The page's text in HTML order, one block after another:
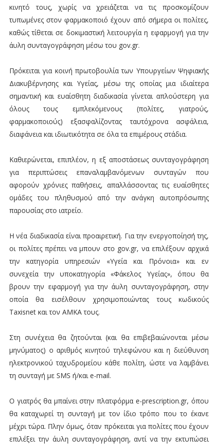
κινητό τους, χωρίς να χρειάζεται να τις προσκομίζουν
τυπωμένες στον φαρμακοποιό έχουν από σήμερα οι πολίτες,
καθώς τίθεται σε δοκιμαστική λειτουργία η εφαρμογή για την
άυλη συνταγογράφηση μέσω του gov.gr.
Πρόκειται για κοινή πρωτοβουλία των Υπουργείων Ψηφιακής
Διακυβέρνησης και Υγείας, μέσω της οποίας μια ιδιαίτερα
σημαντική και ευαίσθητη διαδικασία γίνεται απλούστερη για
όλους τους εμπλεκόμενους (πολίτες, γιατρούς,
φαρμακοποιούς) εξασφαλίζοντας ταυτόχρονα ασφάλεια,
διαφάνεια και ιδιωτικότητα σε όλα τα επιμέρους στάδια.
Καθιερώνεται, επιπλέον, η εξ αποστάσεως συνταγογράφηση
για περιπτώσεις επαναλαμβανόμενων συνταγών που
αφορούν χρόνιες παθήσεις, απαλλάσσοντας τις ευαίσθητες
ομάδες του πληθυσμού από την ανάγκη αυτοπρόσωπης
παρουσίας στο ιατρείο.
Η νέα διαδικασία είναι προαιρετική. Για την ενεργοποίησή της,
οι πολίτες πρέπει να μπουν στο gov.gr, να επιλέξουν αρχικά
την κατηγορία υπηρεσιών «Υγεία και Πρόνοια» και εν
συνεχεία την υποκατηγορία «Φάκελος Υγείας», όπου θα
βρουν την εφαρμογή για την άυλη συνταγογράφηση, στην
οποία θα εισέλθουν χρησιμοποιώντας τους κωδικούς
Taxisnet και τον ΑΜΚΑ τους.
Στη συνέχεια θα ζητούνται (και θα επιβεβαιώνονται μέσω
μηνύματος) ο αριθμός κινητού τηλεφώνου και η διεύθυνση
ηλεκτρονικού ταχυδρομείου κάθε πολίτη, ώστε να λαμβάνει
τη συνταγή με SMS ή/και e-mail.
Ο γιατρός θα μπαίνει στην πλατφόρμα e-prescription.gr, όπου
θα καταχωρεί τη συνταγή με τον ίδιο τρόπο που το έκανε
μέχρι τώρα. Πλην όμως, όταν πρόκειται για πολίτες που έχουν
επιλέξει την άυλη συνταγογράφηση, αντί να την εκτυπώσει